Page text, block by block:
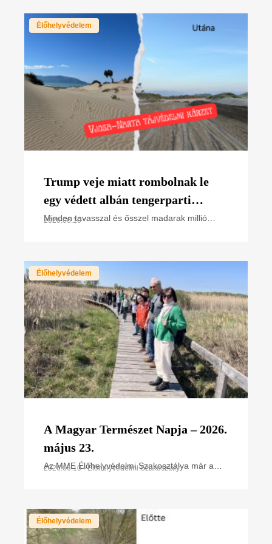
Élőhelyvédelem
Trump veje miatt rombolnak le
egy védett albán tengerparti
élőhelyet – a magyar madarak
Minden tavasszal és ősszel madarak millió
2026.06.10
Élőhelyvédelem
A Magyar Természet Napja – 2026.
május 23.
Az MME Élőhelyvédelmi Szakosztálya már a
2026.06.10 • Élőhelyvédelmi Szakosztály
Élőhelyvédelem